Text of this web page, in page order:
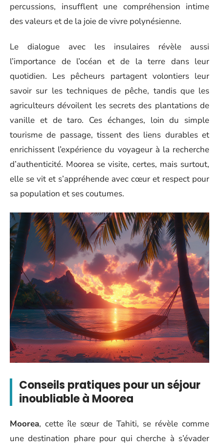
percussions, insufflent une compréhension intime
des valeurs et de la joie de vivre polynésienne.
Le dialogue avec les insulaires révèle aussi
l’importance de l’océan et de la terre dans leur
quotidien. Les pêcheurs partagent volontiers leur
savoir sur les techniques de pêche, tandis que les
agriculteurs dévoilent les secrets des plantations de
vanille et de taro. Ces échanges, loin du simple
tourisme de passage, tissent des liens durables et
enrichissent l’expérience du voyageur à la recherche
d’authenticité. Moorea se visite, certes, mais surtout,
elle se vit et s’appréhende avec cœur et respect pour
sa population et ses coutumes.
Conseils pratiques pour un séjour
inoubliable à Moorea
Moorea, cette île sœur de Tahiti, se révèle comme
une destination phare pour qui cherche à s’évader